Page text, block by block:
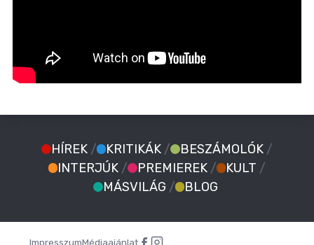
HÍREK / KRITIKÁK / BESZÁMOLÓK /
INTERJÚK / PREMIEREK / KULT /
MÁSVILÁG / BLOG
ImpresszumMédiaajánlat